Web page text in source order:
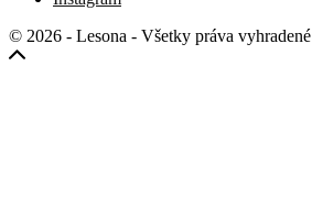
© 2026 - Lesona - Všetky práva vyhradené